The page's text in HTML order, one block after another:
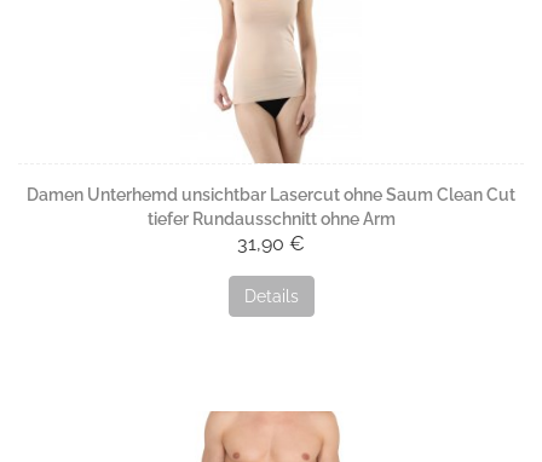
Damen Unterhemd unsichtbar Lasercut ohne Saum Clean Cut
tiefer Rundausschnitt ohne Arm
31,90 €
Details